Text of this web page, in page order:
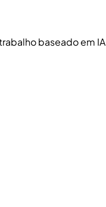
baseado em IA